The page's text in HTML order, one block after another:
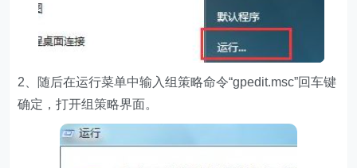
2、随后在运行菜单中输入组策略命令“gpedit.msc”回车键
确定，打开组策略界面。